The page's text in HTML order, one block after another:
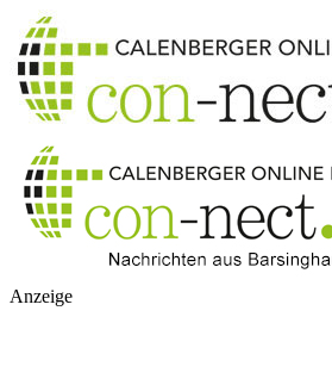
Anzeige